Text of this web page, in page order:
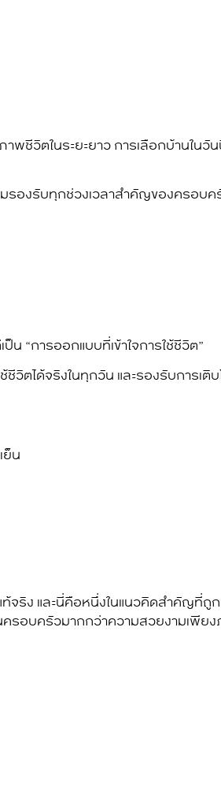
วิตในระยะยาว การเลือกบ้านในวั
รองรับทุกช่วงเวลาสำคัญของครอบค
น “การออกแบบที่เข้าใจการใช้ชีวิต”
วิตได้จริงในทุกวัน และรองรับการเติ
น
ริง และนี่คือหนึ่งในแนวคิดสำคัญที่ถู
รอบครัวมากกว่าความสวยงามเพีย